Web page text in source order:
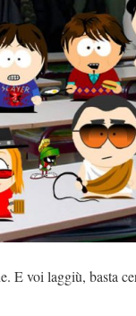
voi laggiù, basta